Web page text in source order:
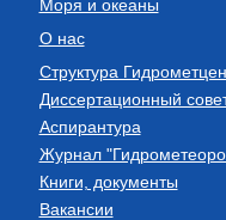
Моря и океаны
О нас
Структура
Диссертационный
Аспирантура
Журнал
Книги, документы
Вакансии